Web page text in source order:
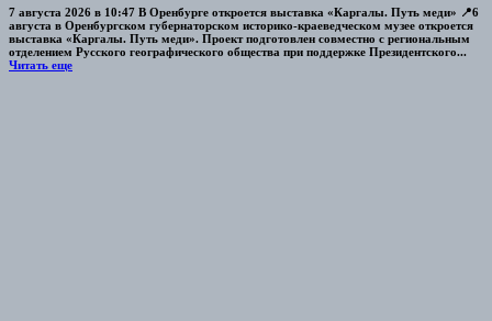
7 августа 2026 в 10:47 В Оренбурге откроется выставка «Каргалы. Путь меди» 📍6
августа в Оренбургском губернаторском историко-краеведческом музее откроется
выставка «Каргалы. Путь меди». Проект подготовлен совместно с региональным
отделением Русского географического общества при поддержке Президентского...
Читать еще